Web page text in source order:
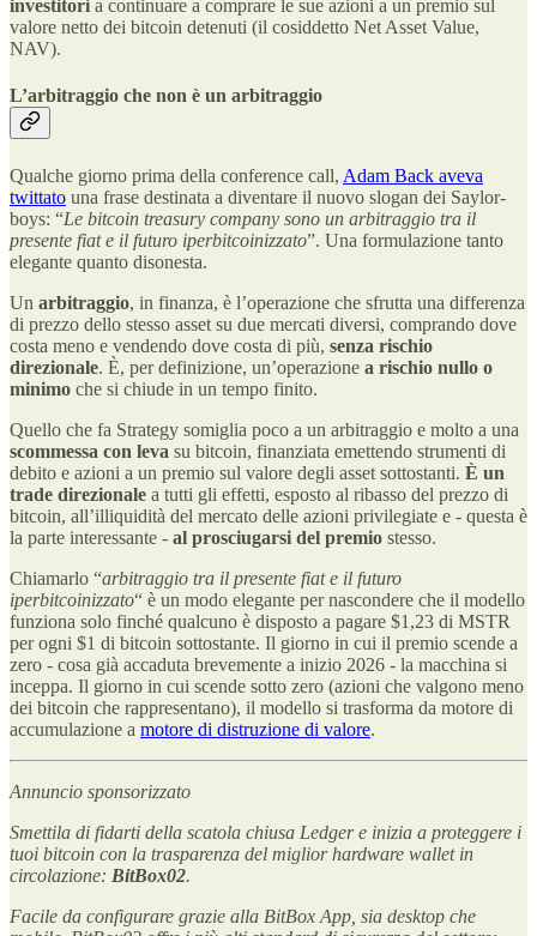
investitori a continuare a comprare le sue azioni a un premio sul
valore netto dei bitcoin detenuti (il cosiddetto Net Asset Value,
NAV).
L’arbitraggio che non è un arbitraggio
Qualche giorno prima della conference call, Adam Back aveva
twittato una frase destinata a diventare il nuovo slogan dei Saylor-
boys: “Le bitcoin treasury company sono un arbitraggio tra il
presente fiat e il futuro iperbitcoinizzato”. Una formulazione tanto
elegante quanto disonesta.
Un arbitraggio, in finanza, è l’operazione che sfrutta una differenza
di prezzo dello stesso asset su due mercati diversi, comprando dove
costa meno e vendendo dove costa di più, senza rischio
direzionale. È, per definizione, un’operazione a rischio nullo o
minimo che si chiude in un tempo finito.
Quello che fa Strategy somiglia poco a un arbitraggio e molto a una
scommessa con leva su bitcoin, finanziata emettendo strumenti di
debito e azioni a un premio sul valore degli asset sottostanti. È un
trade direzionale a tutti gli effetti, esposto al ribasso del prezzo di
bitcoin, all’illiquidità del mercato delle azioni privilegiate e - questa è
la parte interessante - al prosciugarsi del premio stesso.
Chiamarlo “arbitraggio tra il presente fiat e il futuro
iperbitcoinizzato“ è un modo elegante per nascondere che il modello
funziona solo finché qualcuno è disposto a pagare $1,23 di MSTR
per ogni $1 di bitcoin sottostante. Il giorno in cui il premio scende a
zero - cosa già accaduta brevemente a inizio 2026 - la macchina si
inceppa. Il giorno in cui scende sotto zero (azioni che valgono meno
dei bitcoin che rappresentano), il modello si trasforma da motore di
accumulazione a motore di distruzione di valore.
Annuncio sponsorizzato
Smettila di fidarti della scatola chiusa Ledger e inizia a proteggere i
tuoi bitcoin con la trasparenza del miglior hardware wallet in
circolazione: BitBox02.
Facile da configurare grazie alla BitBox App, sia desktop che